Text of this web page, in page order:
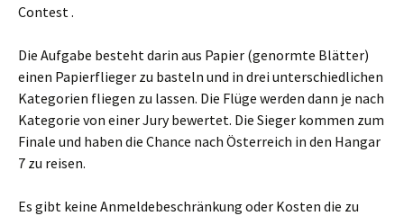
Contest .
Die Aufgabe besteht darin aus Papier (genormte Blätter)
einen Papierflieger zu basteln und in drei unterschiedlichen
Kategorien fliegen zu lassen. Die Flüge werden dann je nach
Kategorie von einer Jury bewertet. Die Sieger kommen zum
Finale und haben die Chance nach Österreich in den Hangar
7 zu reisen.
Es gibt keine Anmeldebeschränkung oder Kosten die zu